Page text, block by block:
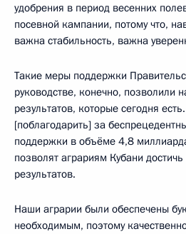
удобрения в период весенних
посевной кампании, потому что,
важна стабильность, важна
Такие меры поддержки
руководстве, конечно, позволили
результатов, которые сегодня
[поблагодарить] за
поддержки в объёме 4,8
позволят аграриям Кубани
результатов.
Наши аграрии были обеспечены
необходимым, поэтому